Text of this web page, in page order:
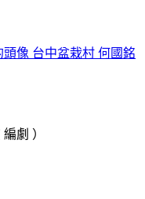
台中盆栽村 何國銘
劇 ）